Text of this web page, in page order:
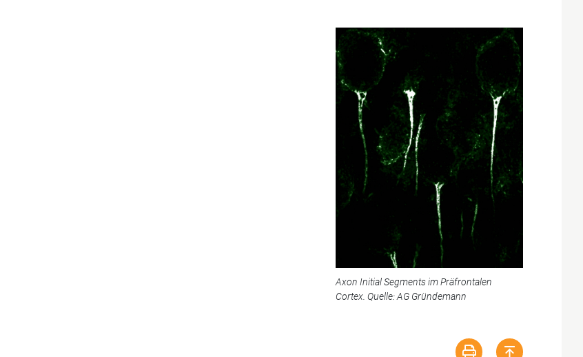
Axon Initial Segments im Präfrontalen
Cortex. Quelle: AG Gründemann